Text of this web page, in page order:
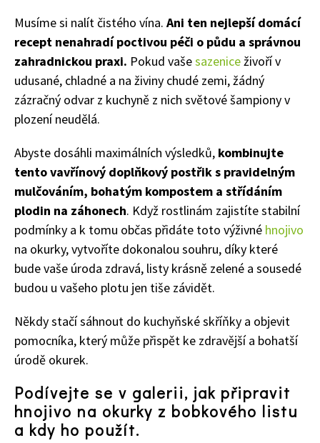
74 Kč
Musíme si nalít čistého vína. Ani ten nejlepší domácí
recept nenahradí poctivou péči o půdu a správnou
zahradnickou praxi. Pokud vašesazeniceživoří v
udusané, chladné a na živiny chudé zemi, žádný
zázračný odvar z kuchyně z nich světové šampiony v
plození neudělá.
Abyste dosáhli maximálních výsledků, kombinujte
tento vavřínový doplňkový postřik s pravidelným
mulčováním, bohatým kompostem a střídáním
plodin na záhonech. Když rostlinám zajistíte stabilní
podmínky a k tomu občas přidáte toto výživné hnojivo
na okurky, vytvoříte dokonalou souhru, díky které
bude vaše úroda zdravá, listy krásně zelené a sousedé
budou u vašeho plotu jen tiše závidět.
Někdy stačí sáhnout do kuchyňské skříňky a objevit
pomocníka, který může přispět ke zdravější a bohatší
úrodě okurek.
Podívejte se v galerii, jak připravit
hnojivo na okurky z bobkového listu
a kdy ho použít.